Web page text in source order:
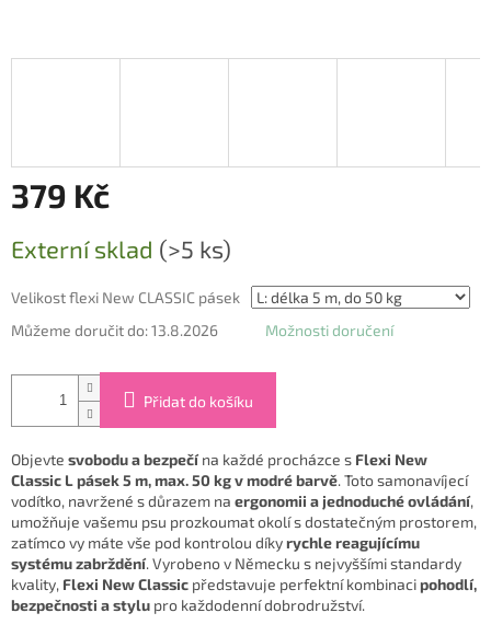
379 Kč
cena:
Externí sklad (>5 ks)
Velikost flexi New CLASSIC pásek
Můžeme doručit do:13.8.2026 Možnosti doručení
Přidat do košíku
Objevte svobodu a bezpečína každé procházce s Flexi New
Classic L pásek 5 m, max. 50 kg v modré barvě. Toto samonavíjecí
vodítko, navržené s důrazem na ergonomii a jednoduché ovládání,
umožňuje vašemu psu prozkoumat okolí s dostatečným prostorem,
zatímco vy máte vše pod kontrolou díkyrychle reagujícímu
systému zabrždění. Vyrobeno v Německu s nejvyššími standardy
kvality, Flexi New Classic představuje perfektní kombinacipohodlí,
bezpečnosti a stylu pro každodenní dobrodružství.